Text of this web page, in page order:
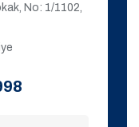
No: 1/1102,